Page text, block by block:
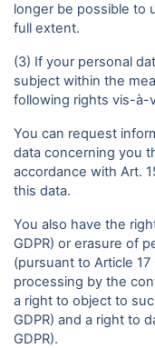
longer be possible to
full extent.
(3) If your personal
subject within the
following rights vis-à-
You can request
data concerning you
accordance with Art.
this data.
You also have the
GDPR) or erasure of
(pursuant to Article
processing by the
a right to object to
GDPR) and a right to
GDPR).